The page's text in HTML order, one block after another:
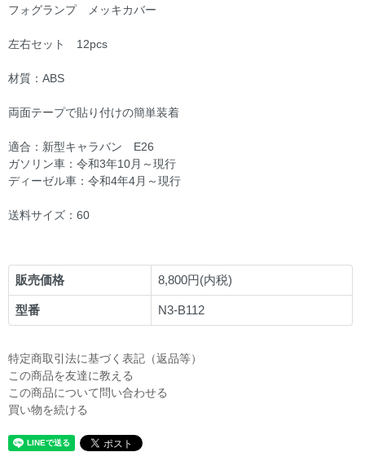
フォグランプ メッキカバー
左右セット 12pcs
材質：ABS
両面テープで貼り付けの簡単装着
適合：新型キャラバン E26
ガソリン車：令和3年10月～現行
ディーゼル車：令和4年4月～現行
送料サイズ：60
販売価格 8,800円(内税)
型番 N3-B112
特定商取引法に基づく表記（返品等）
この商品を友達に教える
この商品について問い合わせる
買い物を続ける